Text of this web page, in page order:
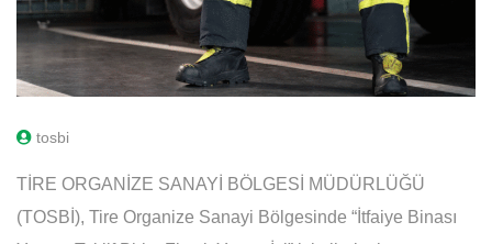
tosbi
TİRE ORGANİZE SANAYİ BÖLGESİ MÜDÜRLÜĞÜ
(TOSBİ), Tire Organize Sanayi Bölgesinde “İtfaiye Binası